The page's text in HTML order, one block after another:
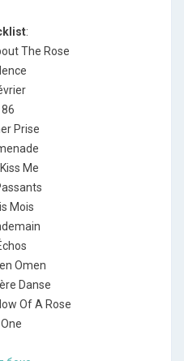
:
The Rose
Prise
Me
Mois
Omen
Danse
Of A Rose